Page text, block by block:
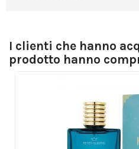
I clienti che hanno
prodotto hanno